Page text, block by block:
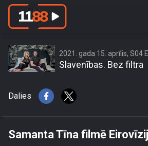
2021. gada 15. aprīlis, S04
Slavenības. Bez filtra
Dalies
Samanta Tīna filmē